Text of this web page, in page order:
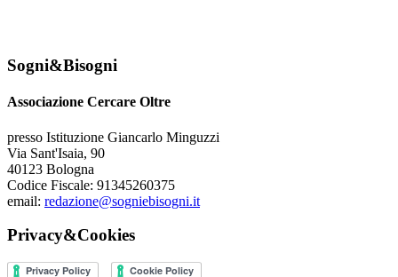
Sogni&Bisogni
Associazione Cercare Oltre
presso Istituzione Giancarlo Minguzzi
Via Sant'Isaia, 90
40123 Bologna
Codice Fiscale: 91345260375
email: redazione@sogniebisogni.it
Privacy&Cookies